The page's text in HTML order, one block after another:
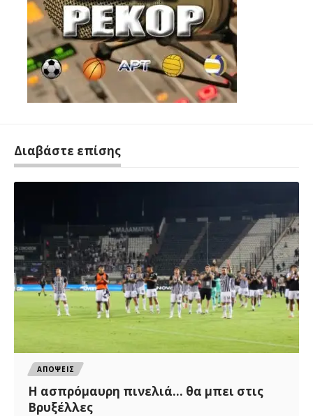
Διαβάστε επίσης
ΑΠΟΨΕΙΣ
Η ασπρόμαυρη πινελιά… θα μπει στις
Βρυξέλλες